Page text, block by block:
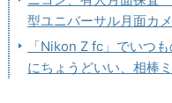
型ユニバーサル月面カ
「Nikon Z fc」でいつ
にちょうどいい、相棒